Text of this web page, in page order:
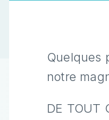
Quelques
notre
DE TOUT